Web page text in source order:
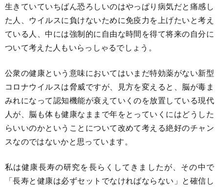
生きていていちばん恐ろしいのはやっぱり病気だと痛感し
た人、ウイルスに負けないために免疫力を上げたいと考え
ている人、中には強制的に自由な時間を得て将来の自分に
ついて考えた人もいらっしゃるでしょう。
公衆の健康という意味においてはいまだ特効薬がない新型
コロナウイルスは脅威ですが、見方を変えると、脳が毒ま
みれになって認知機能が衰えていくのを放置している現代
人が、脳も体も健康なままで年をとっていくにはどうした
らいいのかということについて改めて考える絶好のチャン
スなのではないかと思っています。
私は健康長寿の研究を長らくしてきましたが、その中で
「長寿と健康は必ずセットでなければならない」と確信し